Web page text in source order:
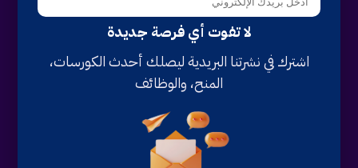
لا تفوت أي فرصة جديدة
اشترك في نشرتنا البريدية ليصلك أحدث الكورسات،
المنح، والوظائف